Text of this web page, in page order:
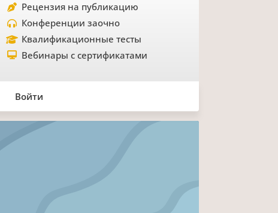
Рецензия на публикацию
Конференции заочно
Квалификационные тесты
Вебинары с сертификатами
Войти